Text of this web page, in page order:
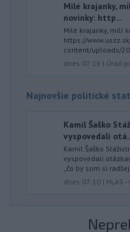
Milé krajanky,
novinky: http...
Milé krajanky, milí
https://
content/uploads/
dnes 07:16 | Úrad
Najnovšie politické
Kamil Šaško
vyspovedali
Kamil Šaško
vyspovedali
„čo by som si
dnes 07:10 | HLAS